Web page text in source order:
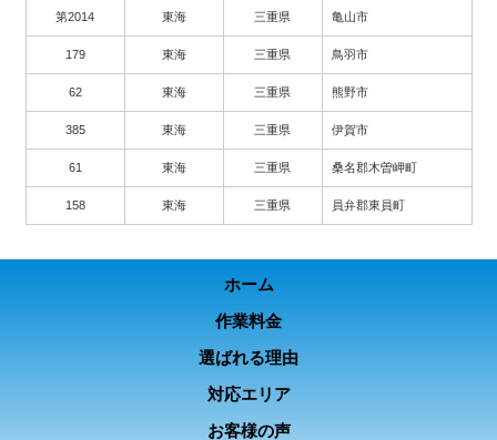
第2014 東海 三重県 亀山市
179 東海 三重県 鳥羽市
62 東海 三重県 熊野市
385 東海 三重県 伊賀市
61 東海 三重県 桑名郡木曽岬町
158 東海 三重県 員弁郡東員町
ホーム
作業料金
選ばれる理由
対応エリア
お客様の声